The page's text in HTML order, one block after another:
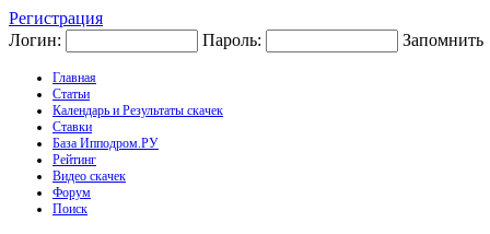
Регистрация
Логин:
Пароль: Запомнить
Главная
Статьи
Календарь и Результаты скачек
Ставки
База Ипподром.РУ
Рейтинг
Видео скачек
Форум
Поиск